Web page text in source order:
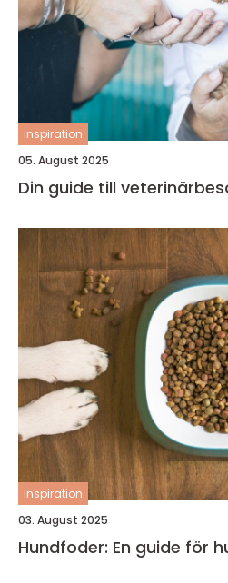
inspiration
05. August 2025
Din guide till
inspiration
03. August 2025
Hundfoder: En guide för